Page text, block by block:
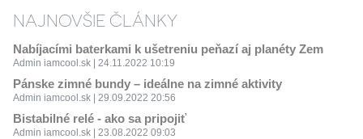
NAJNOVŠIE ČLÁNKY
Nabíjacími baterkami k ušetreniu peňazí aj planéty Zem
Admin iamcool.sk | 24.11.2022 10:19
Pánske zimné bundy – ideálne na zimné aktivity
Admin iamcool.sk | 29.09.2022 20:56
Bistabilné relé - ako sa pripojiť
Admin iamcool.sk | 23.08.2022 09:03